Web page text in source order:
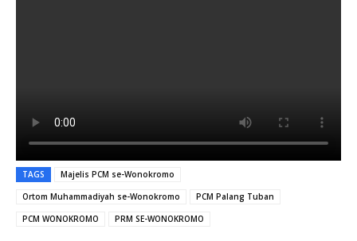
TAGS
Majelis PCM se-Wonokromo
Ortom Muhammadiyah se-Wonokromo
PCM Palang Tuban
PCM WONOKROMO
PRM SE-WONOKROMO